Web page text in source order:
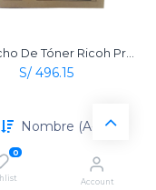
Nombre (A-Z)
0
Account
S/ 496.15